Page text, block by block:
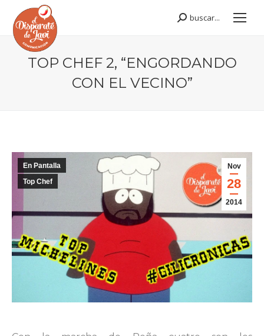
Buscar:
buscar...
TOP CHEF 2, “ENGORDANDO
CON EL VECINO”
Nov
28
2014
En Pantalla
Top Chef